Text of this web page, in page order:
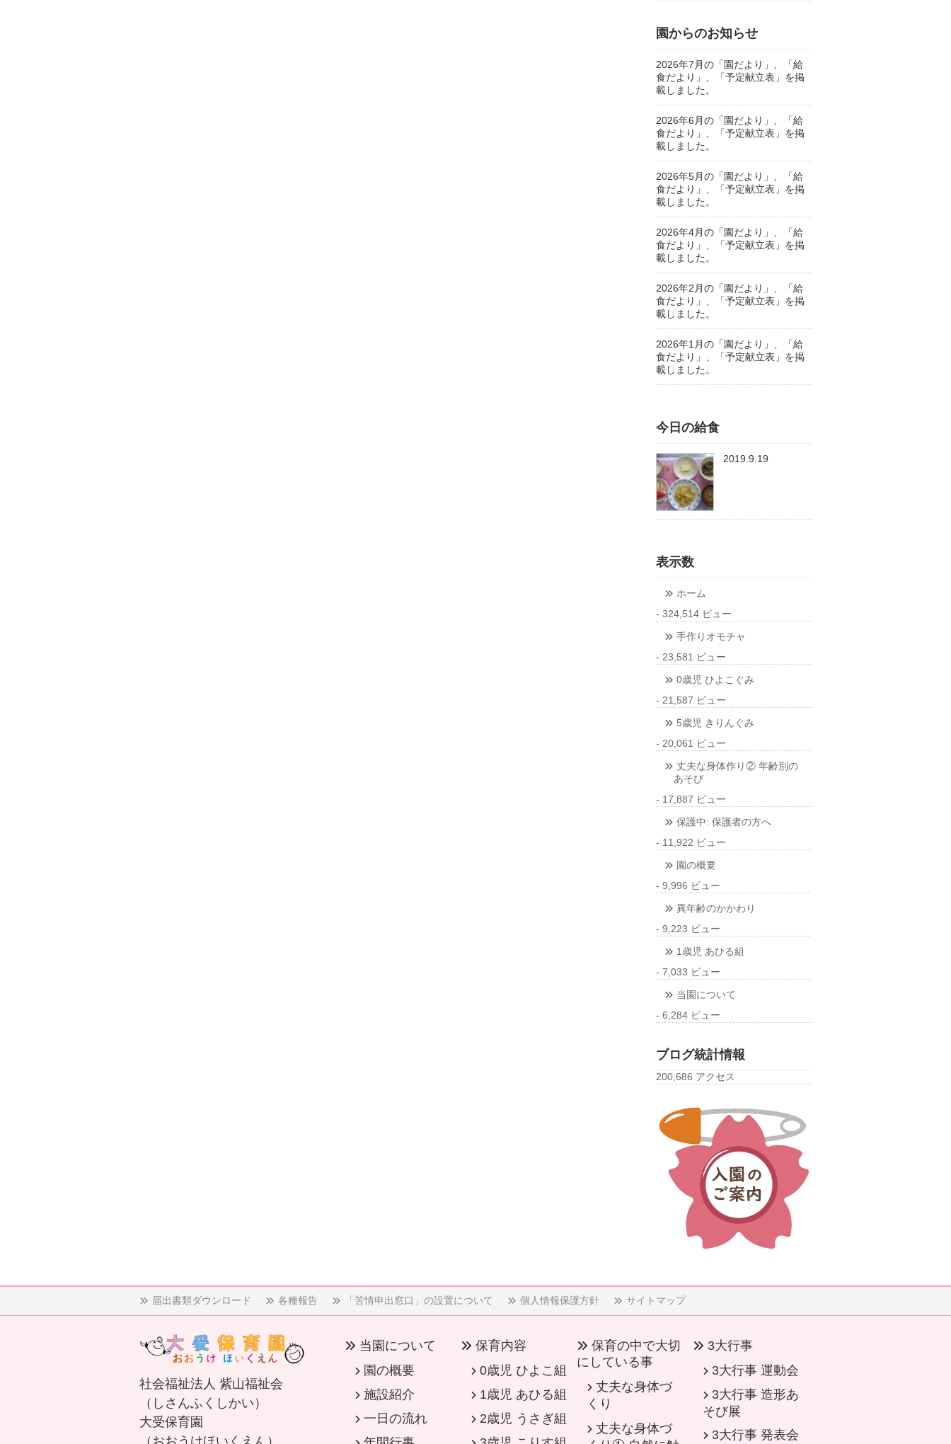
園からのお知らせ
2026年7月の「園だより」、「給
食だより」、「予定献立表」を掲
載しました。
2026年6月の「園だより」、「給
食だより」、「予定献立表」を掲
載しました。
2026年5月の「園だより」、「給
食だより」、「予定献立表」を掲
載しました。
2026年4月の「園だより」、「給
食だより」、「予定献立表」を掲
載しました。
2026年2月の「園だより」、「給
食だより」、「予定献立表」を掲
載しました。
2026年1月の「園だより」、「給
食だより」、「予定献立表」を掲
載しました。
今日の給食
2019.9.19
表示数
ホーム
- 324,514 ビュー
手作りオモチャ
- 23,581 ビュー
0歳児 ひよこぐみ
- 21,587 ビュー
5歳児 きりんぐみ
- 20,061 ビュー
丈夫な身体作り② 年齢別の
あそび
- 17,887 ビュー
保護中: 保護者の方へ
- 11,922 ビュー
園の概要
- 9,996 ビュー
異年齢のかかわり
- 9,223 ビュー
1歳児 あひる組
- 7,033 ビュー
当園について
- 6,284 ビュー
ブログ統計情報
200,686 アクセス
届出書類ダウンロード 各種報告 「苦情申出窓口」の設置について 個人情報保護方針 サイトマップ
社会福祉法人 紫山福祉会
（しさんふくしかい）
大受保育園
当園について
園の概要
施設紹介
一日の流れ
保育内容
0歳児 ひよこ組
1歳児 あひる組
2歳児 うさぎ組
保育の中で大切
にしている事
丈夫な身体づ
くり
丈夫な身体づ
3大行事
3大行事 運動会
3大行事 造形あ
そび展
3大行事 発表会